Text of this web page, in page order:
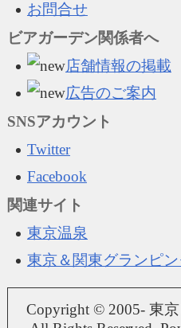
お問合せ
ビアガーデン関係者へ
店舗情報の掲載
広告のご案内
SNSアカウント
Twitter
Facebook
関連サイト
東京温泉
東京＆関東グランピ
Copyright © 2005- 東